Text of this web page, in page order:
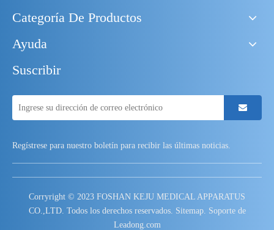
Categoría De Productos
Ayuda
Suscribir
Regístrese para nuestro boletín para recibir las últimas noticias.
Corryright © 2023 FOSHAN KEJU MEDICAL APPARATUS
CO.,LTD. Todos los derechos reservados. Sitemap. Soporte de
Leadong.com